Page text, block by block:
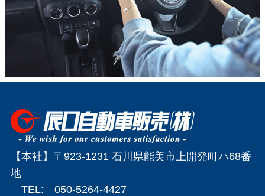
【本社】〒923-1231 石川県能美市上開発町ハ68番
地
TEL: 050-5264-4427